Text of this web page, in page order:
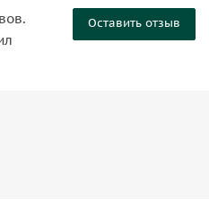
Оставить отзыв